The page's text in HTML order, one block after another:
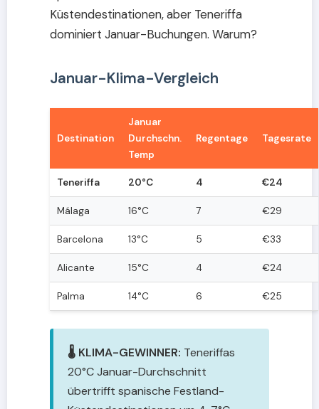
Küstendestinationen, aber Teneriffa
dominiert Januar-Buchungen. Warum?
Januar-Klima-Vergleich
Destination
Januar
Durchschn.
Temp
Regentage Tagesrate
Teneriffa 20°C 4 €24
Málaga 16°C 7 €29
Barcelona 13°C 5 €33
Alicante 15°C 4 €24
Palma 14°C 6 €25
🌡️ KLIMA-GEWINNER: Teneriffas
20°C Januar-Durchschnitt
übertrifft spanische Festland-